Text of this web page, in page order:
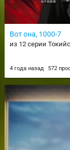
Вот она, 1000-7
из 12 серии
4 года назад 572